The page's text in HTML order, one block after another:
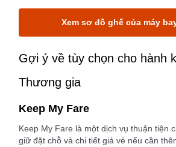
Xem sơ đồ ghế của máy
Gợi ý về tùy chọn cho hành
Thương gia
Keep My Fare
Keep My Fare là một dịch vụ thuận tiện
giữ đặt chỗ và chi tiết giá vé nếu cần